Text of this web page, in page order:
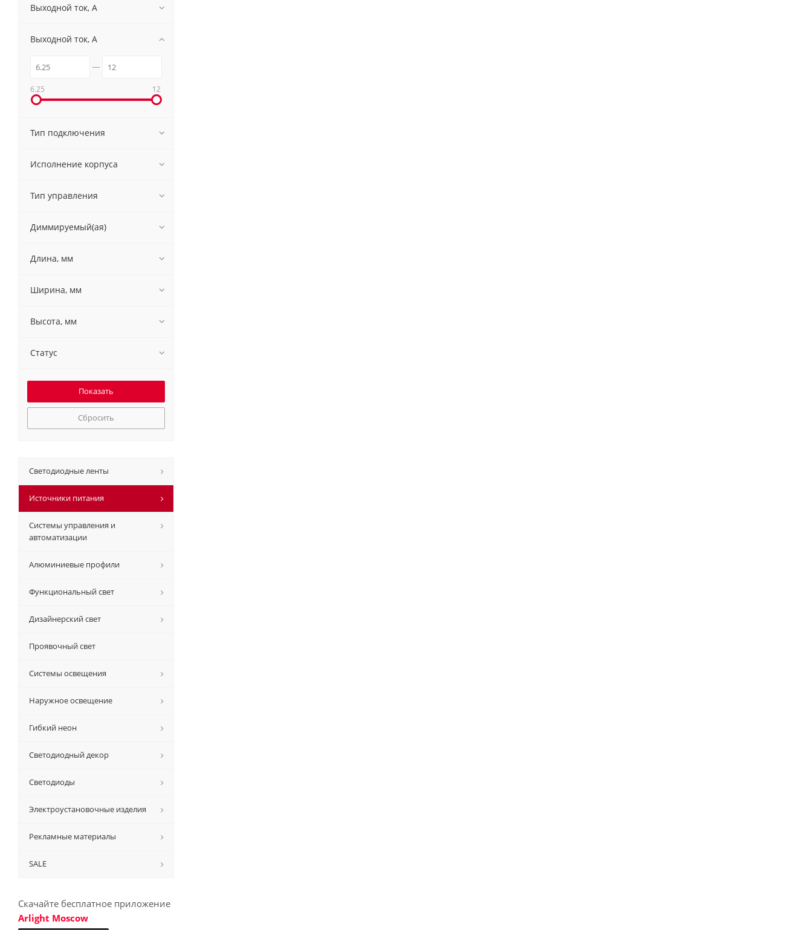
Выходной ток, A
Выходной ток, A
6.25 12
Тип подключения
Исполнение корпуса
Тип управления
Диммируемый(ая)
Длина, мм
Ширина, мм
Высота, мм
Статус
Сбросить
Светодиодные ленты
Источники питания
Системы управления и
автоматизации
Алюминиевые профили
Функциональный свет
Дизайнерский свет
Проявочный свет
Системы освещения
Наружное освещение
Гибкий неон
Светодиодный декор
Светодиоды
Электроустановочные изделия
Рекламные материалы
SALE
Скачайте бесплатное приложение
Arlight Moscow